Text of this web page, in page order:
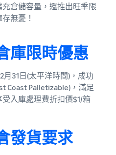
倉儲容量，還推出旺季限
無憂！
庫限時優惠
月31日(太平洋時間)，成功
Coast Palletizable)，滿足
入庫處理費折扣價$1/箱
發貨要求